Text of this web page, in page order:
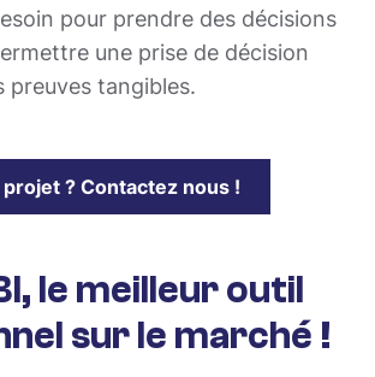
pour prendre des décisions
une prise de décision
preuves tangibles.
projet ? Contactez nous !
le meilleur outil
sur le marché !